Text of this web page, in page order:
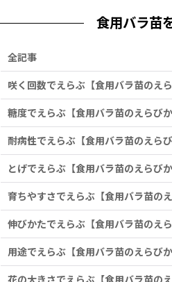
食用バラ苗
全記事
咲く回数でえらぶ【食用バラ苗のえら
糖度でえらぶ【食用バラ苗のえらびか
耐病性でえらぶ【食用バラ苗のえらび
とげでえらぶ【食用バラ苗のえらびか
育ちやすさでえらぶ【食用バラ苗のえ
伸びかたでえらぶ【食用バラ苗のえら
用途でえらぶ【食用バラ苗のえらびか